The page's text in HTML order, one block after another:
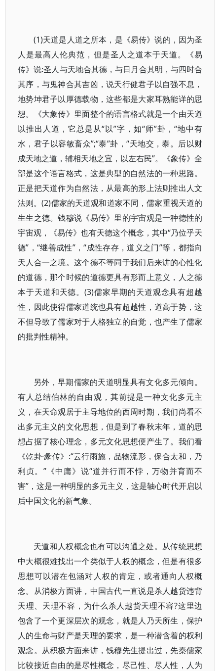
(1)天道是人道之所本，是《易传》说的，因为圣
人是最高人伦典范，但是圣人之道本于天道。《易
传》说:圣人与天地合其德，与日月合其明，与四时合
其序，与鬼神合其吉凶，说天行健君子以自强不息，
地势坤君子以厚德载物，这些都是大家耳熟能详的思
想。《大象传》里面整个的语言格式就是一个由天道
以推出人道，它总是从“以”字，如“师”卦，“地中有
水，君子以容敏畜众”;“泰”卦，“天地交，泰。后以财
成天地之道，辅相天地之宜，以左右民”。《象传》全
部是这个语言格式，这是典型的自然法的一种思路。
正是把天道作为自然法，从最高的形上法则推出人文
法则。(2)儒家的天道观和道家不同，儒家重视天道的
生生之德。钱穆说《易传》里的宇宙观是一种德性的
宇宙观，《易传》也有天德这个概念，其中“乃位乎天
德”，“继善成性”，“成性存存，道义之门”等，都指向
天人合一之境。这个德不等同于我们后来讲的心性化
的道德，那个时候的道德更具有形而上意义，人之德
本于天道和天德。(3)儒家早期的天道观念具有超越
性，因此使得儒家道统也具有超越性，道高于势，这
不但导致了儒家对于人格独立的自觉，也产生了儒家
的批判性精神。
另外，早期儒家的天道明显具有文化多元倾向。
有人总结伯林的自由观，其前提是一种文化多元主
义，在天命观居于主导地位的西周时期，我们尚看不
出多元主义的文化思想，但是到了春秋末年，道的思
想占据了核心理念，多元文化思想便产生了。我们看
《乾卦·彖传》:“云行雨施，品物流形，保合太和，乃
利贞。”《中庸》说“道并行而不悖，万物并育而不
害”，这是一种明显的多元主义，这是轴心时代开启以
后中国文化的新气象。
天道和人权概念也有可以沟通之处。从传统思想
中大概很难找出一个类似于人权的概念，但是有很多
思想可以潜在包涵对人权的肯定，或者通向人权概
念。从消极方面讲，中国古代一直说是杀人越货违背
天理、天理不容，为什么杀人越货天理不容?这里边
包含了一个更深层次的观念，就是人乃天所生，保护
人的生命与财产是天理的要求，是一种潜含着的权利
观念。从积极方面来讲，钱穆先生提出过，先秦儒家
比较接近自由的是尽性概念，尽己性、尽人性，人为